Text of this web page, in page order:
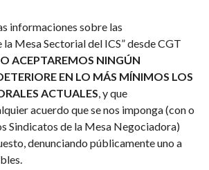
informaciones sobre las
Mesa Sectorial del ICS” desde CGT
ACEPTAREMOS NINGÚN
EN LO MÁS MÍNIMOS LOS
ACTUALES, y que
acuerdo que se nos imponga (con o
Sindicatos de la Mesa Negociadora)
denunciando públicamente uno a